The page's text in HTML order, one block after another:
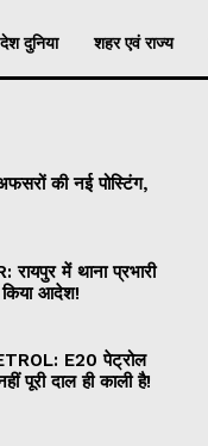
देश दुनिया शहर एवं राज्य
की नई पोस्टिंग,
में थाना प्रभारी
आदेश!
E20 पेट्रोल
पूरी दाल ही काली है!